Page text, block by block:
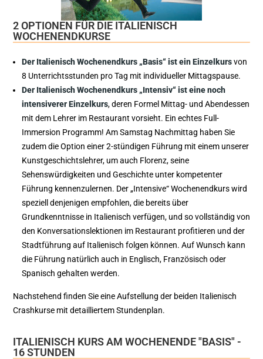
2 OPTIONEN FÜR DIE ITALIENISCH
WOCHENENDKURSE
Der Italienisch Wochenendkurs „Basis“ ist ein Einzelkursvon
8 Unterrichtsstunden pro Tag mit individueller Mittagspause.
Der Italienisch Wochenendkurs „Intensiv“ ist eine noch
intensiverer Einzelkurs, deren Formel Mittag- und Abendessen
mit dem Lehrer im Restaurant vorsieht. Ein echtes Full-
Immersion Programm! Am Samstag Nachmittag haben Sie
zudem die Option einer 2-stündigen Führung mit einem unserer
Kunstgeschichtslehrer, um auch Florenz, seine
Sehenswürdigkeiten und Geschichte unter kompetenter
Führung kennenzulernen. Der „Intensive“ Wochenendkurs wird
speziell denjenigen empfohlen, die bereits über
Grundkenntnisse in Italienisch verfügen, und so vollständig von
den Konversationslektionen im Restaurant profitieren und der
Stadtführung auf Italienisch folgen können. Auf Wunsch kann
die Führung natürlich auch in Englisch, Französisch oder
Spanisch gehalten werden.
Nachstehend finden Sie eine Aufstellung der beiden Italienisch
Crashkurse mit detailliertem Stundenplan.
ITALIENISCH KURS AM WOCHENENDE "BASIS" -
16 STUNDEN